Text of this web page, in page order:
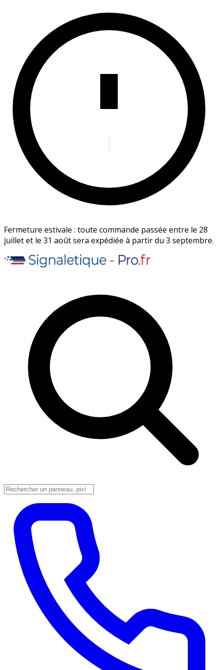
Fermeture estivale : toute commande passée entre le 28
juillet et le 31 août sera expédiée à partir du 3 septembre.